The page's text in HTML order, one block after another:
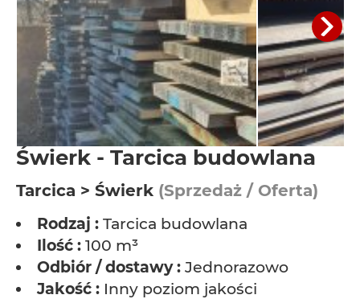
Świerk - Tarcica budowlana
Tarcica > Świerk (Sprzedaż / Oferta)
Rodzaj : Tarcica budowlana
Ilość : 100 m³
Odbiór / dostawy : Jednorazowo
Jakość : Inny poziom jakości